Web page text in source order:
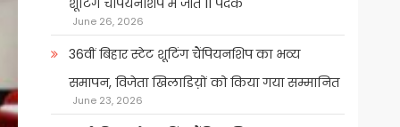
शूटिंग चैंपियनशिप में जीते 11 पदक
June 26, 2026
36वीं बिहार स्टेट शूटिंग चैंपियनशिप का भव्य
समापन, विजेता खिलाडिय़ों को किया गया सम्मानित
June 23, 2026